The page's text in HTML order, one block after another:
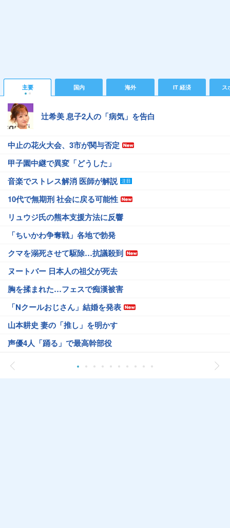
主要 国内 海外 IT 経済 ス
辻希美 息子2人の「病気」を告白
中止の花火大会、3市が関与否定
甲子園中継で異変「どうした」
音楽でストレス解消 医師が解説
10代で無期刑 社会に戻る可能性
リュウジ氏の熊本支援方法に反響
「ちいかわ争奪戦」各地で勃発
クマを溺死させて駆除…抗議殺到
ヌートバー 日本人の祖父が死去
胸を揉まれた…フェスで痴漢被害
「Nクールおじさん」結婚を発表
山本耕史 妻の「推し」を明かす
声優4人「踊る」で最高幹部役